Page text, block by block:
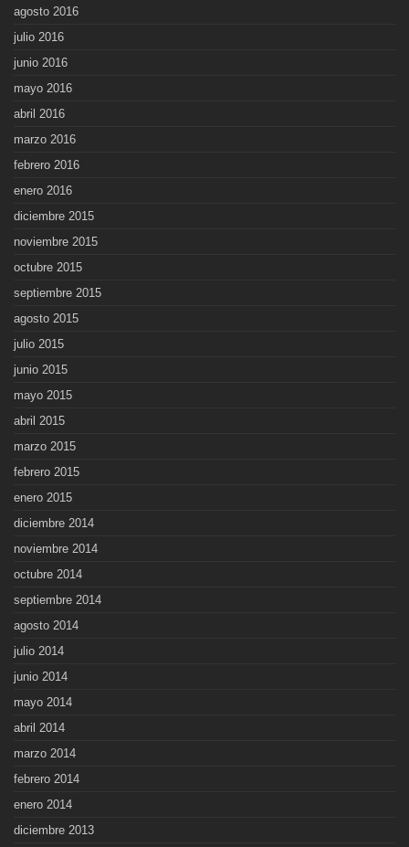
agosto 2016
julio 2016
junio 2016
mayo 2016
abril 2016
marzo 2016
febrero 2016
enero 2016
diciembre 2015
noviembre 2015
octubre 2015
septiembre 2015
agosto 2015
julio 2015
junio 2015
mayo 2015
abril 2015
marzo 2015
febrero 2015
enero 2015
diciembre 2014
noviembre 2014
octubre 2014
septiembre 2014
agosto 2014
julio 2014
junio 2014
mayo 2014
abril 2014
marzo 2014
febrero 2014
enero 2014
diciembre 2013